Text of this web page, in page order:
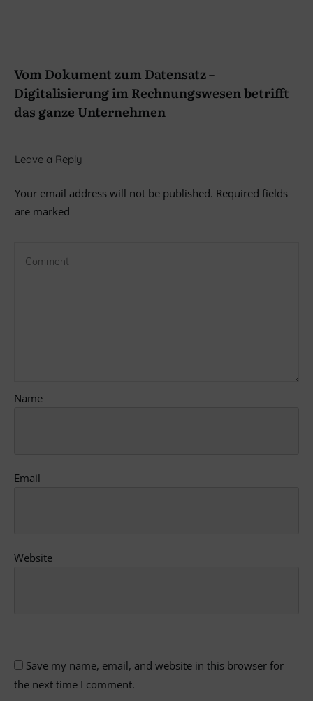
Vom Dokument zum Datensatz –
Digitalisierung im Rechnungswesen betrifft
das ganze Unternehmen
Leave a Reply
Your email address will not be published. Required fields
are marked
Name
Email
Website
Save my name, email, and website in this browser for
the next time I comment.